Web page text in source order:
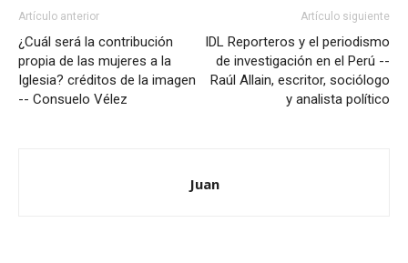
Artículo anterior
¿Cuál será la contribución
propia de las mujeres a la
Iglesia? créditos de la imagen
-- Consuelo Vélez
Artículo siguiente
IDL Reporteros y el periodismo
de investigación en el Perú --
Raúl Allain, escritor, sociólogo
y analista político
Juan